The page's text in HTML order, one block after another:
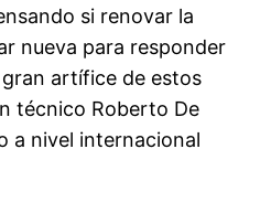
si renovar la
nueva para responder
artífice de estos
técnico Roberto De
a nivel internacional